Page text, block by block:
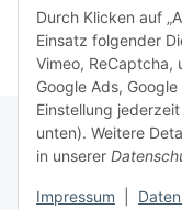
Durch Klicken auf
Einsatz folgender
Vimeo, ReCaptcha,
Google Ads,
Einstellung
unten). Weitere
in unserer
Impressum